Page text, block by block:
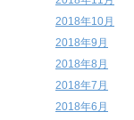
2018年10月
2018年9月
2018年8月
2018年7月
2018年6月